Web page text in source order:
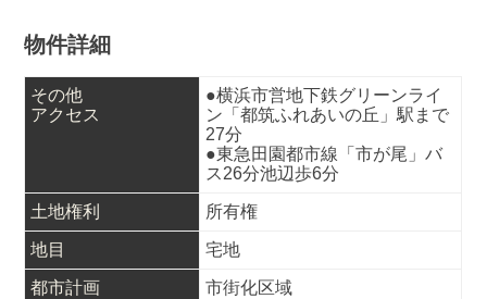
物件詳細
その他
アクセス
●横浜市営地下鉄グリーンライ
ン「都筑ふれあいの丘」駅まで
27分
●東急田園都市線「市が尾」バ
ス26分池辺歩6分
土地権利 所有権
地目 宅地
都市計画 市街化区域